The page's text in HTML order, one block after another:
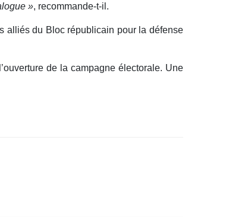
», recommande-t-il.
alliés du Bloc républicain pour la défense
de la campagne électorale. Une